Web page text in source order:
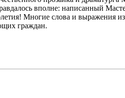
вполне: написанный
Многие слова и выражения
граждан.